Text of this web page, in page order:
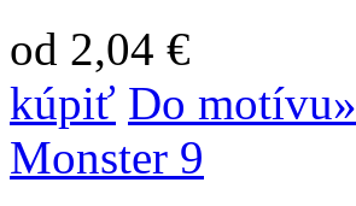
od 2,04 €
kúpiť Do motívu»
Monster 9